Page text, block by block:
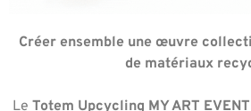
Créer ensemble une œuvre
de matériaux
Le Totem Upcycling MY ART EVENT